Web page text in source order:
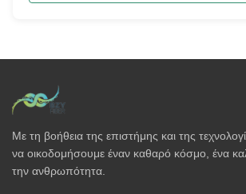
Με τη βοήθεια της επιστήμης και της
να οικοδομήσουμε έναν καθαρό κόσμο, ένα
την ανθρωπότητα.